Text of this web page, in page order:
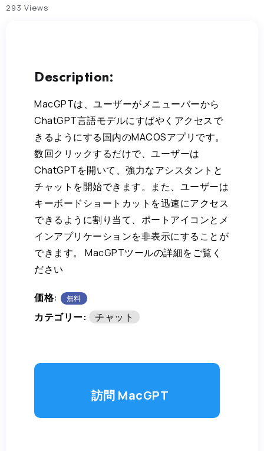
293 Views
Description:
MacGPTは、ユーザーがメニューバーから
ChatGPT言語モデルにすばやくアクセスで
きるようにする国内のMACOSアプリです。
数回クリックするだけで、ユーザーは
ChatGPTを開いて、強力なアシスタントと
チャットを開始できます。また、ユーザーは
キーボードショートカットを迅速にアクセス
できるように割り当て、ポートアイコンとメ
インアプリケーションを非表示にすることが
できます。 MacGPTツールの詳細をご覧く
ださい
価格: 無料
カテゴリー: チャット
訪問 MacGPT